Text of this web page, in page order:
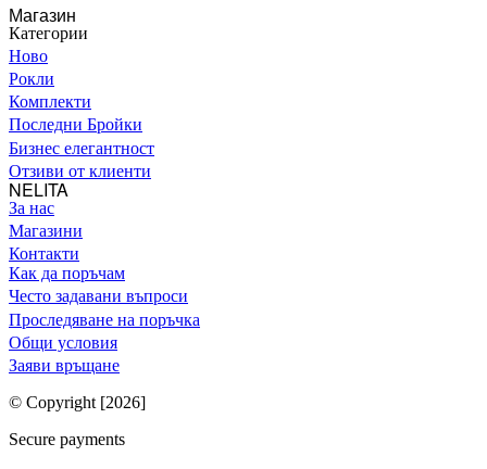
Магазин
Категории
Ново
Рокли
Комплекти
Последни Бройки
Бизнес елегантност
Отзиви от клиенти
NELITA
За нас
Магазини
Контакти
Как да поръчам
Често задавани въпроси
Проследяване на поръчка
Общи условия
Заяви връщане
© Copyright [2026]
Secure payments